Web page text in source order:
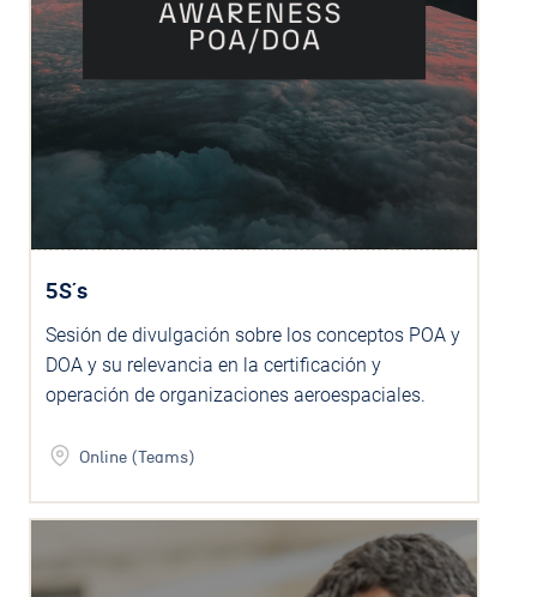
5S´s
Sesión de divulgación sobre los conceptos POA y
DOA y su relevancia en la certificación y
operación de organizaciones aeroespaciales.
Online (Teams)